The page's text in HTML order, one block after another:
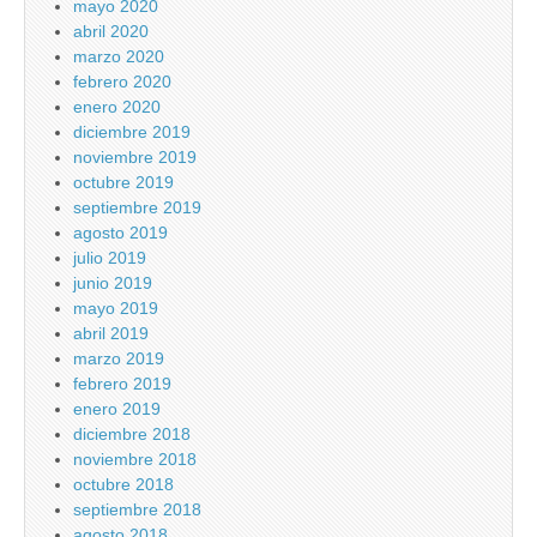
mayo 2020
abril 2020
marzo 2020
febrero 2020
enero 2020
diciembre 2019
noviembre 2019
octubre 2019
septiembre 2019
agosto 2019
julio 2019
junio 2019
mayo 2019
abril 2019
marzo 2019
febrero 2019
enero 2019
diciembre 2018
noviembre 2018
octubre 2018
septiembre 2018